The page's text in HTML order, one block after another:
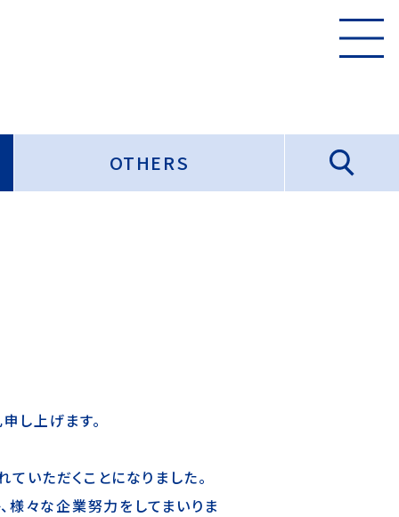
OTHERS
し上げます。
ていただくことになりました。
様々な企業努力をしてまいりま